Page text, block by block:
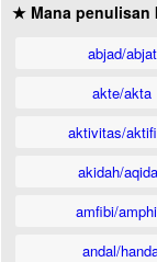
★ Mana penulisan
abjad/abjat
akte/akta
aktivitas/
akidah/
amfibi/
andal/